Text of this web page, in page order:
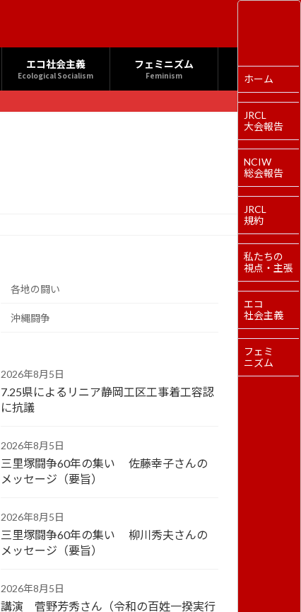
エコ社会主義
Ecological Socialism
フェミニズム
Feminism
各地の闘い
沖縄闘争
2026年8月5日
7.25県によるリニア静岡工区工事着工容認
に抗議
2026年8月5日
三里塚闘争60年の集い 佐藤幸子さんの
メッセージ（要旨）
2026年8月5日
三里塚闘争60年の集い 柳川秀夫さんの
メッセージ（要旨）
2026年8月5日
講演 菅野芳秀さん（令和の百姓一揆実行
ホーム
JRCL
大会報告
NCIW
総会報告
JRCL
規約
私たちの
視点・主張
エコ
社会主義
フェミ
ニズム